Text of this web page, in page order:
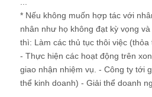
* Nếu không muốn hợp tác với
nhân như họ không đạt kỳ vọng
thì: Làm các thủ tục thôi việc (thỏa
- Thực hiện các hoạt động trên
giao nhận nhiệm vụ. - Công ty tới
thể kinh doanh) - Giải thể doanh